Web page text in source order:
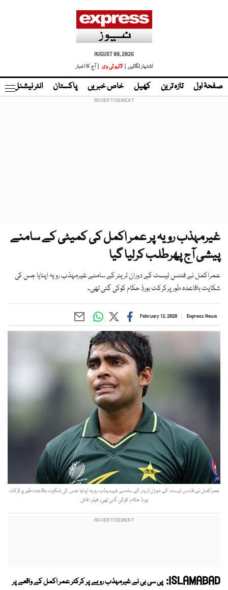
AUGUST 08, 2026
اشتہار لگائیں |
لائیو ٹی وی | آج کا اخبار
صفحۂ اول تازہ ترین کھیل خاص خبریں پاکستان انٹر نیشنل
غیرمہذب رویہ پر عمر اکمل کی کمیٹی کے سامنے
پیشی آج پھرطلب کرلیا گیا
عمراکمل نے فٹنس ٹیسٹ کے دوران ٹرینر کے سامنے غیرمہذب رویہ اپنایا جس کی
شکایت باقاعدہ طورپرکرکٹ بورڈ حکام کوکی گئی تھی۔
Express News
February 12, 2020
عمراکمل نے فٹنس ٹیسٹ کے دوران ٹرینر کے سامنے غیرمہذب رویہ اپنایا جس کی شکایت باقاعدہ طورپرکرکٹ
بورڈ حکام کوکی گئی تھی۔ فوٹو : فائل
ISLAMABAD: پی سی بی نے غیرمہذب رویے پر کرکٹر عمر اکمل کے واقعے پر